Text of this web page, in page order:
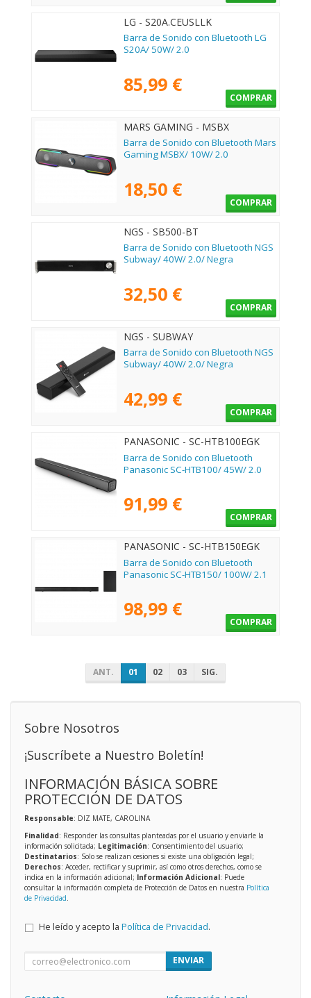
LG - S20A.CEUSLLK
Barra de Sonido con Bluetooth LG
S20A/ 50W/ 2.0
85,99 €
COMPRAR
MARS GAMING - MSBX
Barra de Sonido con Bluetooth Mars
Gaming MSBX/ 10W/ 2.0
18,50 €
COMPRAR
NGS - SB500-BT
Barra de Sonido con Bluetooth NGS
Subway/ 40W/ 2.0/ Negra
32,50 €
COMPRAR
NGS - SUBWAY
Barra de Sonido con Bluetooth NGS
Subway/ 40W/ 2.0/ Negra
42,99 €
COMPRAR
PANASONIC - SC-HTB100EGK
Barra de Sonido con Bluetooth
Panasonic SC-HTB100/ 45W/ 2.0
91,99 €
COMPRAR
PANASONIC - SC-HTB150EGK
Barra de Sonido con Bluetooth
Panasonic SC-HTB150/ 100W/ 2.1
98,99 €
COMPRAR
ANT. 01 02 03 SIG.
Sobre Nosotros
¡Suscríbete a Nuestro Boletín!
INFORMACIÓN BÁSICA SOBRE
PROTECCIÓN DE DATOS
Responsable: DIZ MATE, CAROLINA
Finalidad: Responder las consultas planteadas por el usuario y enviarle la
información solicitada; Legitimación: Consentimiento del usuario;
Destinatarios: Solo se realizan cesiones si existe una obligación legal;
Derechos: Acceder, rectificar y suprimir, así como otros derechos, como se
indica en la información adicional; Información Adicional: Puede
consultar la información completa de Protección de Datos en nuestra Política
de Privacidad.
He leído y acepto la Política de Privacidad.
ENVIAR